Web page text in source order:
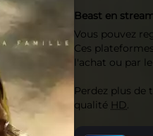
Beast en
Vous pouvez
Ces
l'achat ou par
Perdez plus de
qualité HD.